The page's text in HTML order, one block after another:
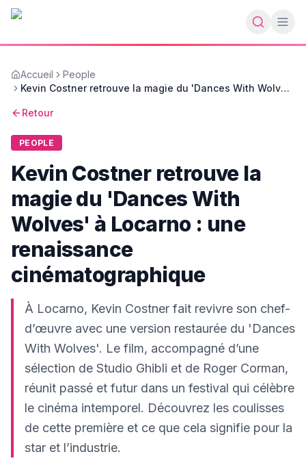
Accueil
People
Kevin Costner retrouve la magie du 'Dances With Wolves'
Retour
PEOPLE
Kevin Costner retrouve la
magie du 'Dances With
Wolves' à Locarno : une
renaissance
cinématographique
À Locarno, Kevin Costner fait revivre son chef-
d’œuvre avec une version restaurée du 'Dances
With Wolves'. Le film, accompagné d’une
sélection de Studio Ghibli et de Roger Corman,
réunit passé et futur dans un festival qui célèbre
le cinéma intemporel. Découvrez les coulisses
de cette première et ce que cela signifie pour la
star et l’industrie.